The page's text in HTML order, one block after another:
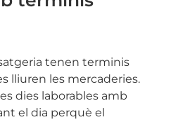
tenen terminis
lliuren les mercaderies.
dies laborables amb
el dia perquè el